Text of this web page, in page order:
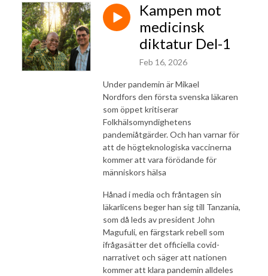
Kampen mot
medicinsk
diktatur Del-1
Feb 16, 2026
Under pandemin är Mikael
Nordfors den första svenska läkaren
som öppet kritiserar
Folkhälsomyndighetens
pandemiåtgärder. Och han varnar för
att de högteknologiska vaccinerna
kommer att vara förödande för
människors hälsa
Hånad i media och fråntagen sin
läkarlicens beger han sig till Tanzania,
som då leds av president John
Magufuli, en färgstark rebell som
ifrågasätter det officiella covid-
narrativet och säger att nationen
kommer att klara pandemin alldeles